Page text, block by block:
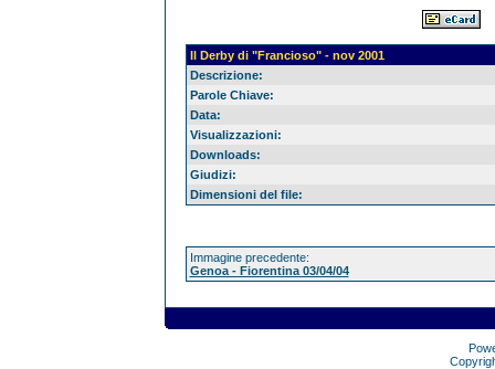
Il Derby di "Francioso" - nov 2001
Descrizione:
Parole Chiave:
Data:
Visualizzazioni:
Downloads:
Giudizi:
Dimensioni del file:
Immagine precedente:
Genoa - Fiorentina 03/04/04